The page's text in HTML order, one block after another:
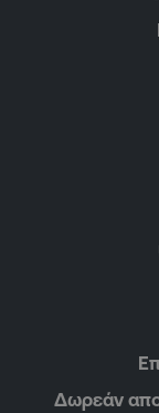
Δωρεάν